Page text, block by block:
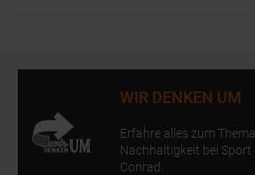
WIR DENKEN UM
Erfahre alles zum Thema
Nachhaltigkeit bei Sport
Conrad.